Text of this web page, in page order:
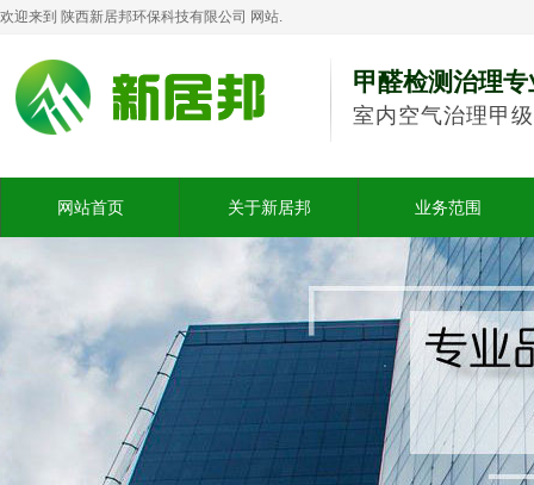
欢迎来到 陕西新居邦环保科技有限公司 网站.
甲醛检测治理
室内空气治理甲
网站首页 关于新居邦 业务范围